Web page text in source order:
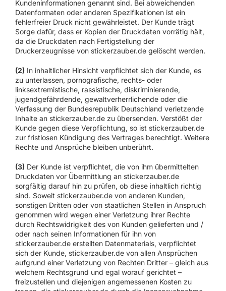
Kundeninformationen genannt sind. Bei abweichenden
Datenformaten oder anderen Spezifikationen ist ein
fehlerfreier Druck nicht gewährleistet. Der Kunde trägt
Sorge dafür, dass er Kopien der Druckdaten vorrätig hält,
da die Druckdaten nach Fertigstellung der
Druckerzeugnisse von stickerzauber.de gelöscht werden.
(2) In inhaltlicher Hinsicht verpflichtet sich der Kunde, es
zu unterlassen, pornografische, rechts- oder
linksextremistische, rassistische, diskriminierende,
jugendgefährdende, gewaltverherrlichende oder die
Verfassung der Bundesrepublik Deutschland verletzende
Inhalte an stickerzauber.de zu übersenden. Verstößt der
Kunde gegen diese Verpflichtung, so ist stickerzauber.de
zur fristlosen Kündigung des Vertrages berechtigt. Weitere
Rechte und Ansprüche bleiben unberührt.
(3) Der Kunde ist verpflichtet, die von ihm übermittelten
Druckdaten vor Übermittlung an stickerzauber.de
sorgfältig darauf hin zu prüfen, ob diese inhaltlich richtig
sind. Soweit stickerzauber.de von anderen Kunden,
sonstigen Dritten oder von staatlichen Stellen in Anspruch
genommen wird wegen einer Verletzung ihrer Rechte
durch Rechtswidrigkeit des von Kunden gelieferten und /
oder nach seinen Informationen für ihn von
stickerzauber.de erstellten Datenmaterials, verpflichtet
sich der Kunde, stickerzauber.de von allen Ansprüchen
aufgrund einer Verletzung von Rechten Dritter – gleich aus
welchem Rechtsgrund und egal worauf gerichtet –
freizustellen und diejenigen angemessenen Kosten zu